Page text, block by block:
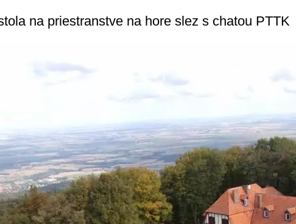
na priestranstve na hore slez s chatou PTTK